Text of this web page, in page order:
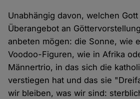
Unabhängig davon, welchen
Überangebot an
anbeten mögen: die Sonne, wie
Voodoo-Figuren, wie in Afrika
Männertrio, in das sich die
verstiegen hat und das sie
wir bleiben, was wir sind: